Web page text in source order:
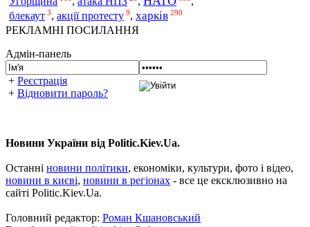
блекаут 3, акції протесту 9, харків 290
РЕКЛАМНІ ПОСИЛАННЯ
Адмін-панель
+ Реєстрація
+ Відновити пароль?
Новини України від Politic.Kiev.Ua.
Останні новини політики, економіки, культури, фото і відео,
новини в києві, новини в регіонах - все це ексклюзивно на
сайті Politic.Kiev.Ua.
Головний редактор: Роман Кшановський